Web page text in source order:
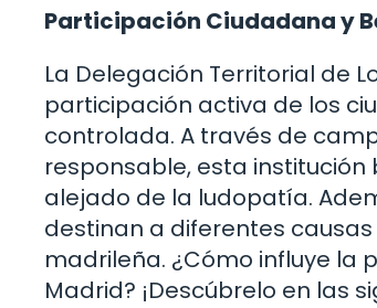
Participación Ciudadana y
La Delegación Territorial de
participación activa de los
controlada. A través de
responsable, esta
alejado de la ludopatía.
destinan a diferentes
madrileña. ¿Cómo influye la
Madrid? ¡Descúbrelo en las